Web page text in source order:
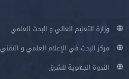
وزارة التعليم العالي و البحث العلمي
مركز البحث في الإعلام العلمي و التقني
الندوة الجهوية للشرق